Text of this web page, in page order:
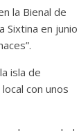
la Bienal de
Sixtina en junio
isla de
con unos